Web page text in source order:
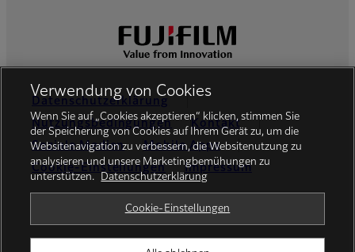
Datenschutzerklärung
Nutzungsbedingungen
Kontakt
Soziale Medien
Mobile Apps
Cookie-Einstellungen
Impressum
Verwendung von Cookies
Wenn Sie auf „Cookies akzeptieren“ klicken, stimmen Sie
der Speicherung von Cookies auf Ihrem Gerät zu, um die
Websitenavigation zu verbessern, die Websitenutzung zu
analysieren und unsere Marketingbemühungen zu
unterstützen.
Datenschutzerklärung
Cookie-Einstellungen